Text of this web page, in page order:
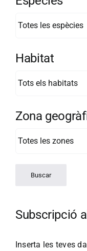
Habitat
Zona
Subscripció
Inserta les teves